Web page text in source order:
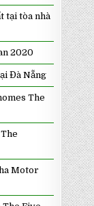
tại tòa nhà
2020
Đà Nẵng
The
Motor